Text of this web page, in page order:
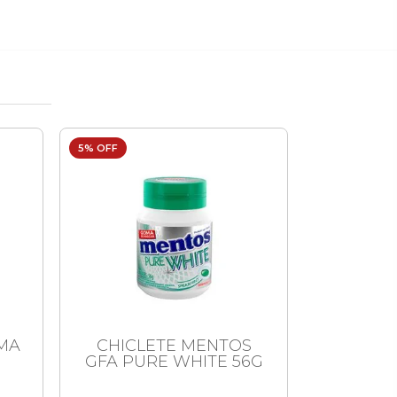
5% OFF
CHICLETE MENTOS
GFA PURE WHITE 56G